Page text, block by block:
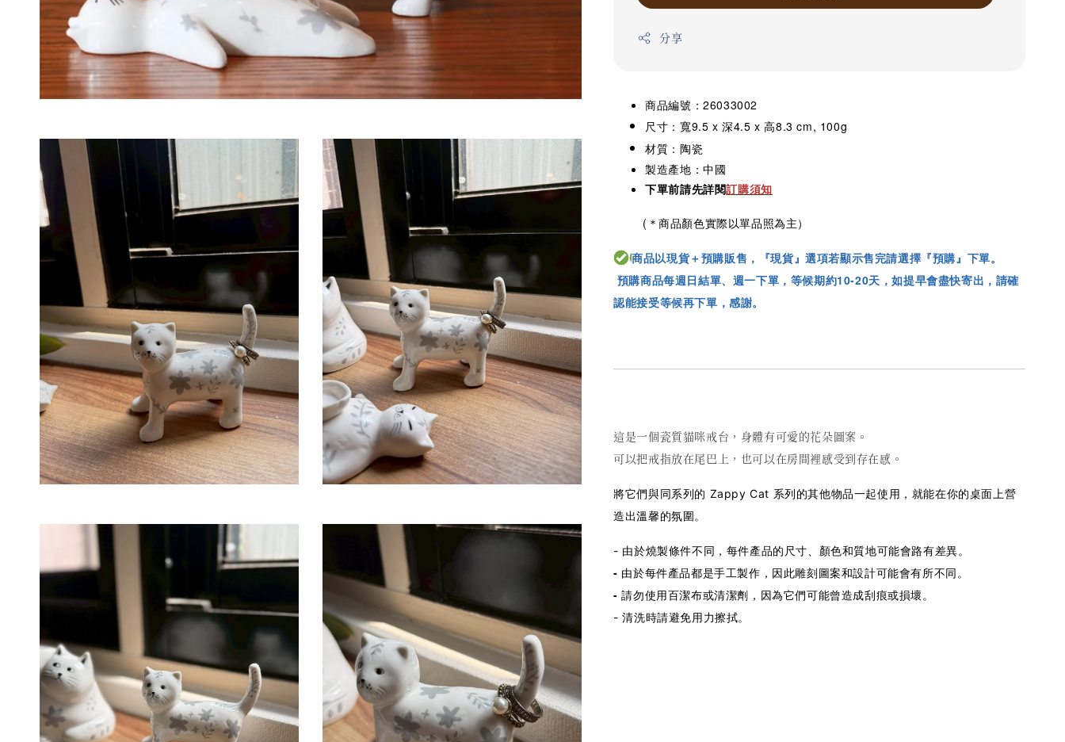
分享
商品編號：26033002
尺寸：寬9.5 x 深4.5 x 高8.3 cm, 100g
材質：陶瓷
製造產地：中國
下單前請先詳閱訂購須知
(＊商品顏色實際以單品照為主）
商品以現貨＋預購販售，『現貨』選項若顯示售完請選擇『預購』下單。
預購商品每週日結單、週一下單，等候期約10-20天，如提早會盡快寄出，請確
認能接受等候再下單，感謝。
這是一個瓷質貓咪戒台，身體有可愛的花朵圖案。
可以把戒指放在尾巴上，也可以在房間裡感受到存在感。
將它們與同系列的 Zappy Cat 系列的其他物品一起使用，就能在你的桌面上營
造出溫馨的氛圍。
- 由於燒製條件不同，每件產品的尺寸、顏色和質地可能會路有差異。
- 由於每件產品都是手工製作，因此雕刻圖案和設計可能會有所不同。
-請勿使用百潔布或清潔劑，因為它們可能曾造成刮痕或損壞。
- 清洗時請避免用力擦拭。